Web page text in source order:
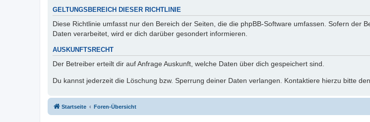
GELTUNGSBEREICH DIESER RICHTLINIE
Diese Richtlinie umfasst nur den Bereich der Seiten, die die phpBB-Software umfassen. Sofern der
Daten verarbeitet, wird er dich darüber gesondert informieren.
AUSKUNFTSRECHT
Der Betreiber erteilt dir auf Anfrage Auskunft, welche Daten über dich gespeichert sind.
Du kannst jederzeit die Löschung bzw. Sperrung deiner Daten verlangen. Kontaktiere hierzu bitte
Startseite Foren-Übersicht